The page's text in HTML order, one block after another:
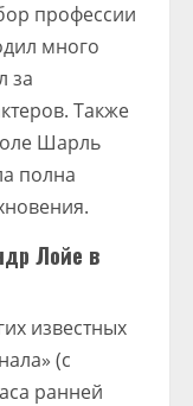
профессии
много
за
Также
Шарль
полна
Лойе в
известных
(с
ранней